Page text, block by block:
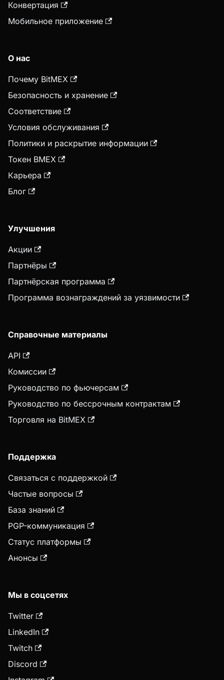
Конвертация
Мобильное приложение
О нас
Почему BitMEX
Безопасность и хранение
Соответствие
Условия обслуживания
Политики и раскрытие информации
Токен BMEX
Карьера
Блог
Улучшения
Акции
Партнёры
Партнёрская программа
Программа вознаграждений за уязвимости
Справочные материалы
API
Комиссии
Руководство по фьючерсам
Руководство по бессрочным контрактам
Торговля на BitMEX
Поддержка
Связаться с поддержкой
Частые вопросы
База знаний
PGP-коммуникация
Статус платформы
Анонсы
Мы в соцсетях
Twitter
LinkedIn
Twitch
Discord